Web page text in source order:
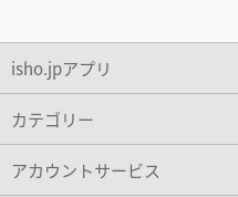
isho.jpアプリ
カテゴリー
アカウントサービス